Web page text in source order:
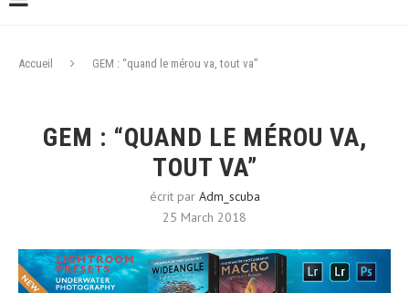
Accueil GEM : “quand le mérou va, tout va”
GEM : “QUAND LE MÉROU VA,
TOUT VA”
écrit par Adm_scuba
25 March 2018